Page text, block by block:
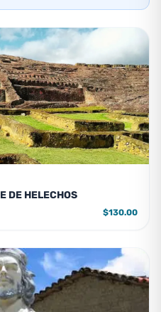
DE HELECHOS
$130.00